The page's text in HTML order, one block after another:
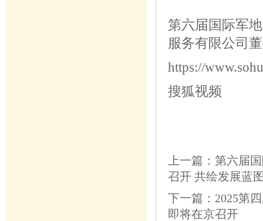
第六届国际军
服务有限公司
https://
搜狐视频
上一篇： 第六届
召开 共绘发展蓝
下一篇： 2025第
即将在京召开